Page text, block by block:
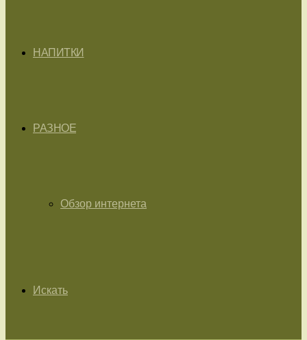
НАПИТКИ
РАЗНОЕ
Обзор интернета
Искать